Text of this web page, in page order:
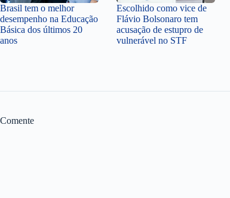
Brasil tem o melhor
desempenho na Educação
Básica dos últimos 20
anos
Escolhido como vice de
Flávio Bolsonaro tem
acusação de estupro de
vulnerável no STF
Comente